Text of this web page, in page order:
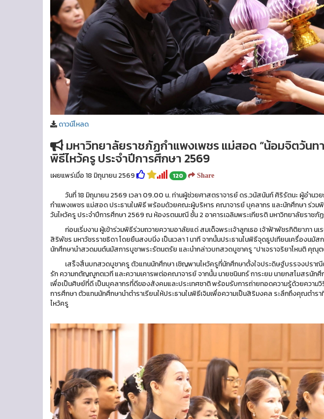
ดาวน์โหลด
มหาวิทยาลัยราชภัฏกำแพงเพชร แม่สอด “น้อมจิตวันท
พิธีไหว้ครู ประจำปีการศึกษา 2569
เผยแพร่เมื่อ 18 มิถุนายน 2569 120 Share
วันที่ 18 มิถุนายน 2569 เวลา 09.00 น. ท่านผู้ช่วยศาสตราจารย์ ดร.วนัสนันท์ ศิริรัตนะ ผู้อำนว
กำแพงเพชร แม่สอด ประธานในพิธี พร้อมด้วยคณะผู้บริหาร คณาจารย์ บุคลากร และนักศึกษา ร่วมพิ
วันไหว้ครู ประจำปีการศึกษา 2569 ณ ห้องรตนมณี ชั้น 2 อาคารเฉลิมพระเกียรติ มหาวิทยาลัยราช
ก่อนเริ่มงาน ผู้เข้าร่วมพิธีร่วมถวายความอาลัยแด่ สมเด็จพระเจ้าลูกเธอ เจ้าฟ้าพัชรกิติยาภา น
สิริพัชร มหาวัชรราชธิดา โดยยืนสงบนิ่ง เป็นเวลา 1 นาที จากนั้นประธานในพิธีจุดธูปเทียนเครื่องนมั
นักศึกษานำสวดมนต์นมัสการบูชาพระรัตนตรัย และนำกล่าวบทสวดบูชาครู “ปาเจราจริยาโหนติ คุณุ
เสร็จสิ้นบทสวดบูชาครู ตัวแทนนักศึกษา เชิญพานไหว้ครูที่นักศึกษาตั้งใจประดิษฐ์บรรจงปรา
รัก ความกตัญญูกตเวที และความเคารพต่อคณาจารย์ จากนั้น นายชนินทร์ การะยม นายกสโมสรนั
เพื่อเป็นศิษย์ที่ดี เป็นบุคลากรที่ดีของสังคมและประเทศชาติ พร้อมรับการถ่ายทอดความรู้ด้วยความวิ
การศึกษา ตัวแทนนักศึกษานำตำราเรียนให้ประธานในพิธีเจิมเพื่อความเป็นสิริมงคล ระลึกถึงคุณตำร
ไหว้ครู